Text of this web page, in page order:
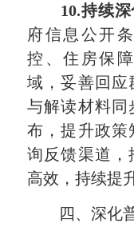
10.持续深
府信息公开
控、住房保
域，妥善回应
与解读材料同
布，提升政策
询反馈渠道，
高效，持续提
四、深化普